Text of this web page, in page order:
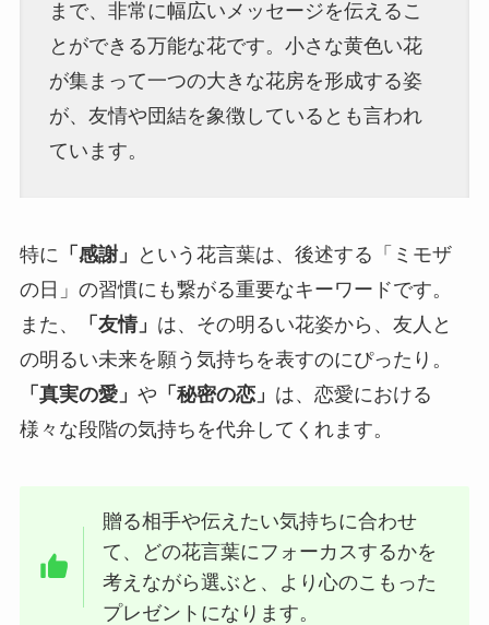
まで、非常に幅広いメッセージを伝えるこ
とができる万能な花です。小さな黄色い花
が集まって一つの大きな花房を形成する姿
が、友情や団結を象徴しているとも言われ
ています。
特に 「感謝」
という花言葉は、後述する「ミモザ
の日」の習慣にも繋がる重要なキーワードです。
また、
「友情」 は、その明るい花姿から、友人と
の明るい未来を願う気持ちを表すのにぴったり。
「真実の愛」 や 「秘密の恋」 は、恋愛における
様々な段階の気持ちを代弁してくれます。
贈る相手や伝えたい気持ちに合わせ
て、どの花言葉にフォーカスするかを
考えながら選ぶと、より心のこもった
プレゼントになります。